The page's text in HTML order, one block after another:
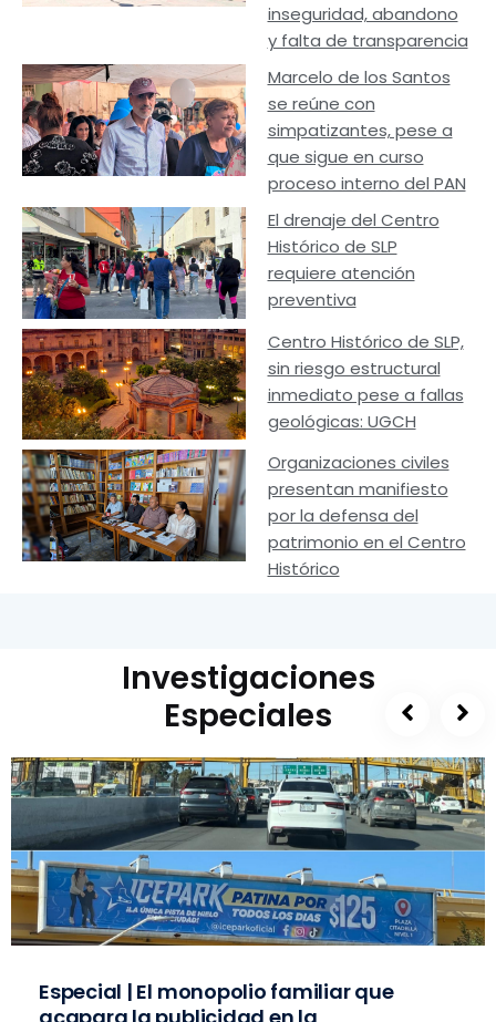
inseguridad, abandono
y falta de transparencia
Marcelo de los Santos
se reúne con
simpatizantes, pese a
que sigue en curso
proceso interno del PAN
El drenaje del Centro
Histórico de SLP
requiere atención
preventiva
Centro Histórico de SLP,
sin riesgo estructural
inmediato pese a fallas
geológicas: UGCH
Organizaciones civiles
presentan manifiesto
por la defensa del
patrimonio en el Centro
Histórico
Investigaciones
Especiales
Especial | El monopolio familiar que